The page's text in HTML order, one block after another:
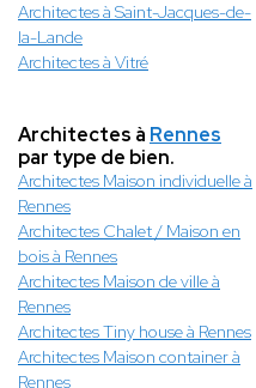
Architectes à Saint-Jacques-de-
la-Lande
Architectes à Vitré
Architectes à Rennes
par type de bien.
Architectes Maison individuelle à
Rennes
Architectes Chalet / Maison en
bois à Rennes
Architectes Maison de ville à
Rennes
Architectes Tiny house à Rennes
Architectes Maison container à
Rennes